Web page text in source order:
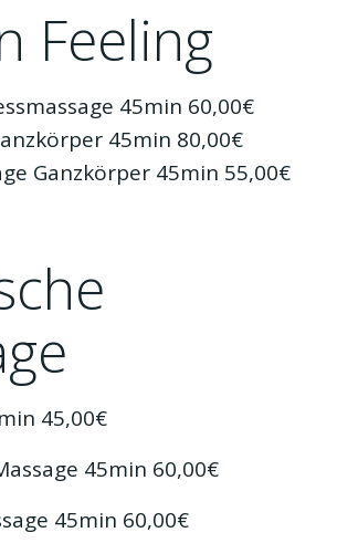
Feeling
45min 60,00€
45min 80,00€
Ganzkörper 45min 55,00€
45,00€
45min 60,00€
45min 60,00€